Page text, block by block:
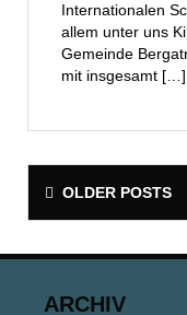
Internationalen
allem unter uns
Gemeinde
mit insgesamt […]
Posts
OLDER POSTS
ARCHIV